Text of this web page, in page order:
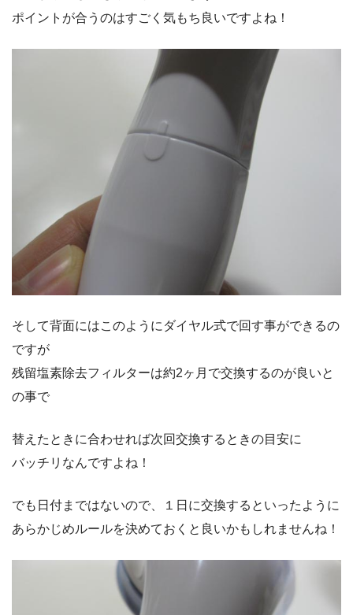
ポイントが合うのはすごく気もち良いですよね！
そして背面にはこのようにダイヤル式で回す事ができるの
ですが
残留塩素除去フィルターは約2ヶ月で交換するのが良いと
の事で
替えたときに合わせれば次回交換するときの目安に
バッチリなんですよね！
でも日付まではないので、１日に交換するといったように
あらかじめルールを決めておくと良いかもしれませんね！